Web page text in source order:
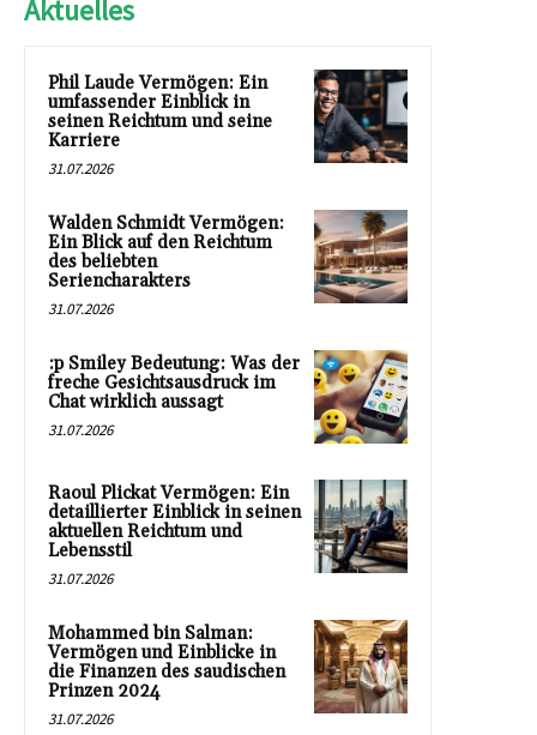
Aktuelles
Phil Laude Vermögen: Ein
umfassender Einblick in
seinen Reichtum und seine
Karriere
31.07.2026
Walden Schmidt Vermögen:
Ein Blick auf den Reichtum
des beliebten
Seriencharakters
31.07.2026
:p Smiley Bedeutung: Was der
freche Gesichtsausdruck im
Chat wirklich aussagt
31.07.2026
Raoul Plickat Vermögen: Ein
detaillierter Einblick in seinen
aktuellen Reichtum und
Lebensstil
31.07.2026
Mohammed bin Salman:
Vermögen und Einblicke in
die Finanzen des saudischen
Prinzen 2024
31.07.2026